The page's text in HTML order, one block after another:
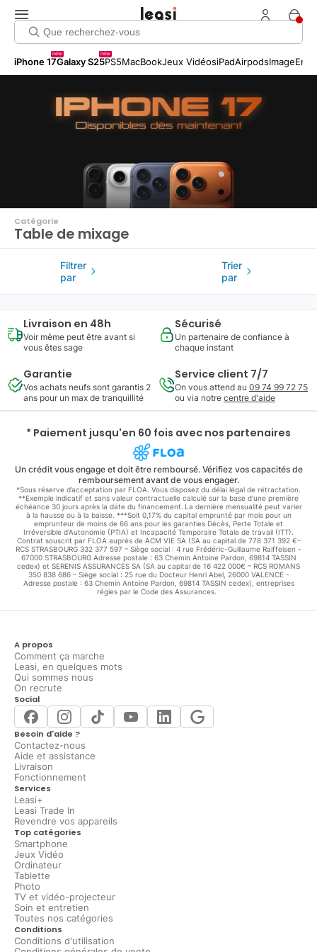
iPhone 17
new
Galaxy S25
new
PS5MacBookJeux VidéosiPadAirpodsImage
Click me!
Catégorie
Table de mixage
Filtrer
par
Trier
par
Livraison en 48h
Voir même peut être avant si
vous êtes sage
Sécurisé
Un partenaire de confiance à
chaque instant
Garantie
Vos achats neufs sont garantis 2
ans pour un max de tranquillité
Service client 7/7
On vous attend au 09 74 99 72 75
ou via notre centre d'aide
* Paiement jusqu'en 60 fois avec nos partenaires
Un crédit vous engage et doit être remboursé. Vérifiez vos capacités de
remboursement avant de vous engager.
*Sous réserve d’acceptation par FLOA. Vous disposez du délai légal de rétractation.
**Exemple indicatif et sans valeur contractuelle calculé sur la base d'une première
échéance 30 jours après la date du financement. La dernière mensualité peut varier
à la hausse ou à la baisse. ***Soit 0,17% du capital emprunté par mois pour un
emprunteur de moins de 66 ans pour les garanties Décès, Perte Totale et
Irréversible d'Autonomie (PTIA) et Incapacité Temporaire Totale de travail (ITT).
Contrat souscrit par FLOA auprès de ACM VIE SA (SA au capital de 778 371 392 €–
RCS STRASBOURG 332 377 597 – Siège social : 4 rue Frédéric-Guillaume Raiffeisen -
67000 STRASBOURG Adresse postale : 63 Chemin Antoine Pardon, 69814 TASSIN
cedex) et SERENIS ASSURANCES SA (SA au capital de 16 422 000€ – RCS ROMANS
350 838 686 – Siège social : 25 rue du Docteur Henri Abel, 26000 VALENCE -
Adresse postale : 63 Chemin Antoine Pardon, 69814 TASSIN cedex), entreprises
régies par le Code des Assurances.
A propos
Comment ça marche
Leasi, en quelques mots
Qui sommes nous
On recrute
Social
Besoin d'aide ?
Contactez-nous
Aide et assistance
Livraison
Fonctionnement
Services
Leasi+
Leasi Trade In
Revendre vos appareils
Top catégories
Smartphone
Jeux Vidéo
Ordinateur
Tablette
Photo
TV et vidéo-projecteur
Soin et entretien
Toutes nos catégories
Conditions
Conditions d'utilisation